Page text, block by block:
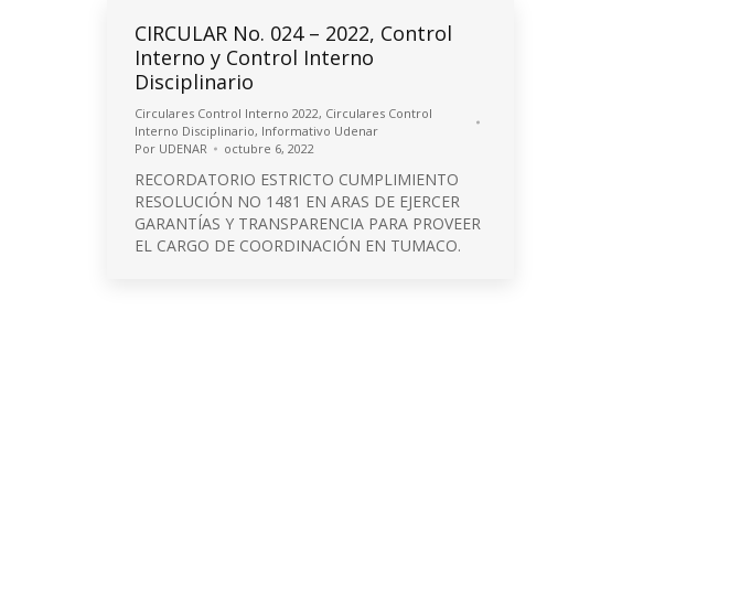
CIRCULAR No. 024 – 2022, Control
Interno y Control Interno
Disciplinario
Circulares Control Interno 2022, Circulares Control
Interno Disciplinario, Informativo Udenar
Por UDENAR octubre 6, 2022
RECORDATORIO ESTRICTO CUMPLIMIENTO
RESOLUCIÓN NO 1481 EN ARAS DE EJERCER
GARANTÍAS Y TRANSPARENCIA PARA PROVEER
EL CARGO DE COORDINACIÓN EN TUMACO.